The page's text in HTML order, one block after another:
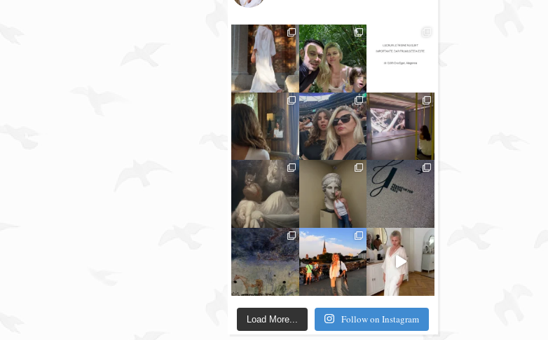
Load More... Follow on Instagram